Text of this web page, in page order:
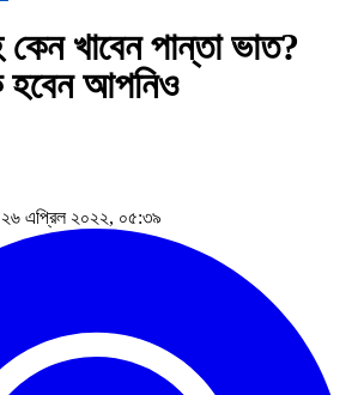
কেন খাবেন পান্তা ভাত?
হবেন আপনিও
২৬ এপ্রিল ২০২২, ০৫:৩৯